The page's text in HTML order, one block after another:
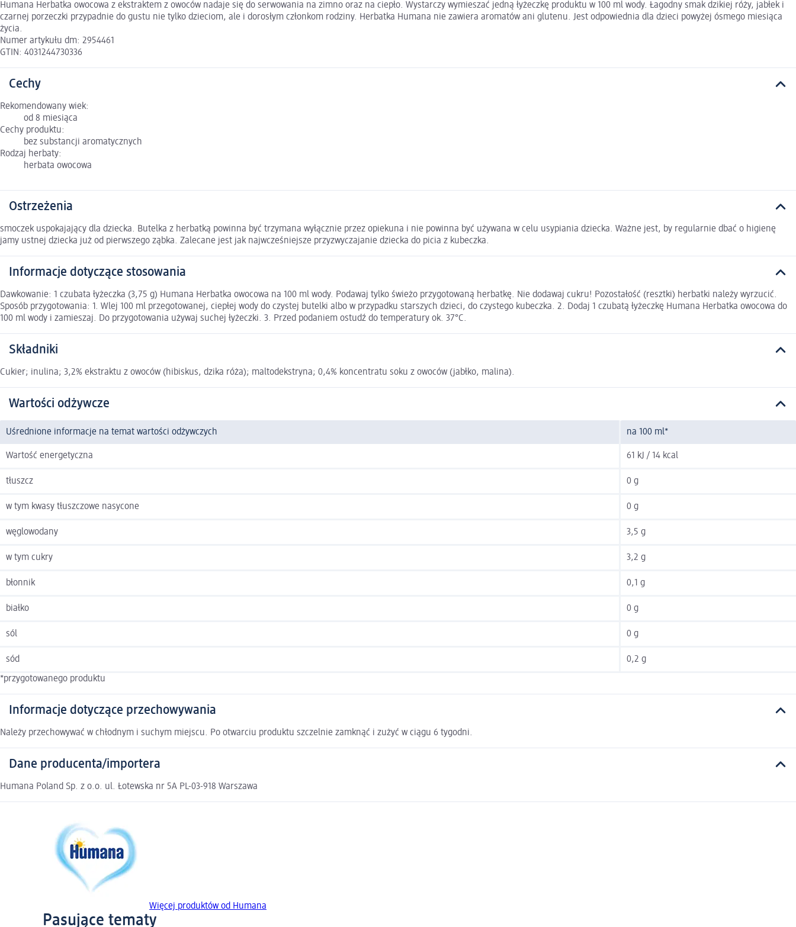
Humana Herbatka owocowa z ekstraktem z owoców nadaje się do serwowania na zimno oraz na ciepło. Wystarczy wymieszać jedną łyżeczkę produktu w 100 ml wody. Łagodny smak dzikiej róży, jabłek i
czarnej porzeczki przypadnie do gustu nie tylko dzieciom, ale i dorosłym członkom rodziny. Herbatka Humana nie zawiera aromatów ani glutenu. Jest odpowiednia dla dzieci powyżej ósmego miesiąca
życia.
Numer artykułu dm: 2954461
GTIN: 4031244730336
Cechy
Rekomendowany wiek:
od 8 miesiąca
Cechy produktu:
bez substancji aromatycznych
Rodzaj herbaty:
herbata owocowa
Ostrzeżenia
smoczek uspokajający dla dziecka. Butelka z herbatką powinna być trzymana wyłącznie przez opiekuna i nie powinna być używana w celu usypiania dziecka. Ważne jest, by regularnie dbać o higienę
jamy ustnej dziecka już od pierwszego ząbka. Zalecane jest jak najwcześniejsze przyzwyczajanie dziecka do picia z kubeczka.
Informacje dotyczące stosowania
Dawkowanie: 1 czubata łyżeczka (3,75 g) Humana Herbatka owocowa na 100 ml wody. Podawaj tylko świeżo przygotowaną herbatkę. Nie dodawaj cukru! Pozostałość (resztki) herbatki należy wyrzucić.
Sposób przygotowania: 1. Wlej 100 ml przegotowanej, ciepłej wody do czystej butelki albo w przypadku starszych dzieci, do czystego kubeczka. 2. Dodaj 1 czubatą łyżeczkę Humana Herbatka owocowa do
100 ml wody i zamieszaj. Do przygotowania używaj suchej łyżeczki. 3. Przed podaniem ostudź do temperatury ok. 37°C.
Składniki
Cukier; inulina; 3,2% ekstraktu z owoców (hibiskus, dzika róża); maltodekstryna; 0,4% koncentratu soku z owoców (jabłko, malina).
Wartości odżywcze
Uśrednione informacje na temat wartości odżywczych na 100 ml*
Wartość energetyczna 61 kJ / 14 kcal
tłuszcz 0 g
w tym kwasy tłuszczowe nasycone 0 g
węglowodany 3,5 g
w tym cukry 3,2 g
błonnik 0,1 g
białko 0 g
sól 0 g
sód 0,2 g
*przygotowanego produktu
Informacje dotyczące przechowywania
Należy przechowywać w chłodnym i suchym miejscu. Po otwarciu produktu szczelnie zamknąć i zużyć w ciągu 6 tygodni.
Dane producenta/importera
Humana Poland Sp. z o.o. ul. Łotewska nr 5A PL-03-918 Warszawa
Więcej produktów od Humana
Pasujące tematy